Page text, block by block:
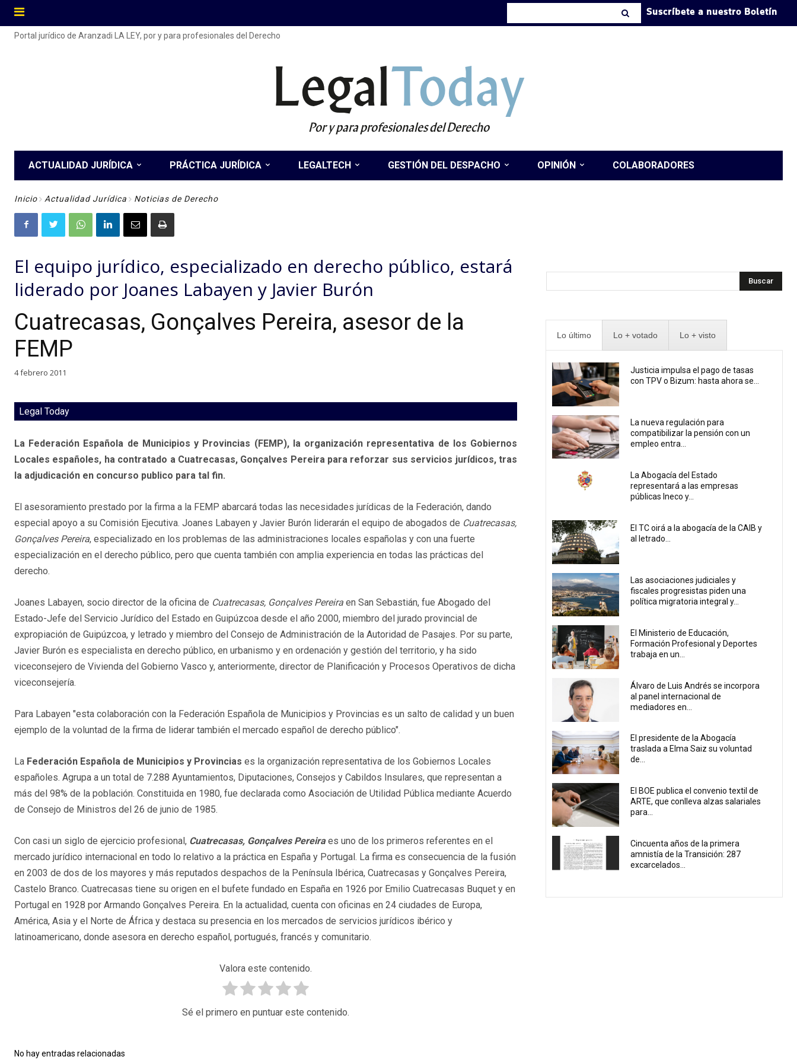
Suscríbete a nuestro Boletín
Portal jurídico de Aranzadi LA LEY, por y para profesionales del Derecho
LegalToday
Por y para profesionales del Derecho
ACTUALIDAD JURÍDICA PRÁCTICA JURÍDICA LEGALTECH GESTIÓN DEL DESPACHO OPINIÓN COLABORADORES
Inicio Actualidad Jurídica Noticias de Derecho
El equipo jurídico, especializado en derecho público, estará
liderado por Joanes Labayen y Javier Burón
Cuatrecasas, Gonçalves Pereira, asesor de la
FEMP
4 febrero 2011
Legal Today
La Federación Española de Municipios y Provincias (FEMP), la organización representativa de los Gobiernos
Locales españoles, ha contratado a Cuatrecasas, Gonçalves Pereira para reforzar sus servicios jurídicos, tras
la adjudicación en concurso publico para tal fin.
El asesoramiento prestado por la firma a la FEMP abarcará todas las necesidades jurídicas de la Federación, dando
especial apoyo a su Comisión Ejecutiva. Joanes Labayen y Javier Burón liderarán el equipo de abogados de Cuatrecasas,
Gonçalves Pereira, especializado en los problemas de las administraciones locales españolas y con una fuerte
especialización en el derecho público, pero que cuenta también con amplia experiencia en todas las prácticas del
derecho.
Joanes Labayen, socio director de la oficina de Cuatrecasas, Gonçalves Pereira en San Sebastián, fue Abogado del
Estado-Jefe del Servicio Jurídico del Estado en Guipúzcoa desde el año 2000, miembro del jurado provincial de
expropiación de Guipúzcoa, y letrado y miembro del Consejo de Administración de la Autoridad de Pasajes. Por su parte,
Javier Burón es especialista en derecho público, en urbanismo y en ordenación y gestión del territorio, y ha sido
viceconsejero de Vivienda del Gobierno Vasco y, anteriormente, director de Planificación y Procesos Operativos de dicha
viceconsejería.
Para Labayen "esta colaboración con la Federación Española de Municipios y Provincias es un salto de calidad y un buen
ejemplo de la voluntad de la firma de liderar también el mercado español de derecho público".
La Federación Española de Municipios y Provincias es la organización representativa de los Gobiernos Locales
españoles. Agrupa a un total de 7.288 Ayuntamientos, Diputaciones, Consejos y Cabildos Insulares, que representan a
más del 98% de la población. Constituida en 1980, fue declarada como Asociación de Utilidad Pública mediante Acuerdo
de Consejo de Ministros del 26 de junio de 1985.
Con casi un siglo de ejercicio profesional, Cuatrecasas, Gonçalves Pereiraes uno de los primeros referentes en el
mercado jurídico internacional en todo lo relativo a la práctica en España y Portugal. La firma es consecuencia de la fusión
en 2003 de dos de los mayores y más reputados despachos de la Península Ibérica, Cuatrecasas y Gonçalves Pereira,
Castelo Branco. Cuatrecasas tiene su origen en el bufete fundado en España en 1926 por Emilio Cuatrecasas Buquet y en
Portugal en 1928 por Armando Gonçalves Pereira. En la actualidad, cuenta con oficinas en 24 ciudades de Europa,
América, Asia y el Norte de África y destaca su presencia en los mercados de servicios jurídicos ibérico y
latinoamericano, donde asesora en derecho español, portugués, francés y comunitario.
Valora este contenido.
Sé el primero en puntuar este contenido.
No hay entradas relacionadas
Buscar
Lo último Lo + votado Lo + visto
Justicia impulsa el pago de tasas
con TPV o Bizum: hasta ahora se...
La nueva regulación para
compatibilizar la pensión con un
empleo entra...
La Abogacía del Estado
representará a las empresas
públicas Ineco y...
El TC oirá a la abogacía de la CAIB y
al letrado...
Las asociaciones judiciales y
fiscales progresistas piden una
política migratoria integral y...
El Ministerio de Educación,
Formación Profesional y Deportes
trabaja en un...
Álvaro de Luis Andrés se incorpora
al panel internacional de
mediadores en...
El presidente de la Abogacía
traslada a Elma Saiz su voluntad
de...
El BOE publica el convenio textil de
ARTE, que conlleva alzas salariales
para...
Cincuenta años de la primera
amnistía de la Transición: 287
excarcelados...